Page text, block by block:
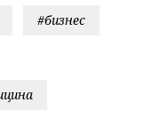
#бизнес